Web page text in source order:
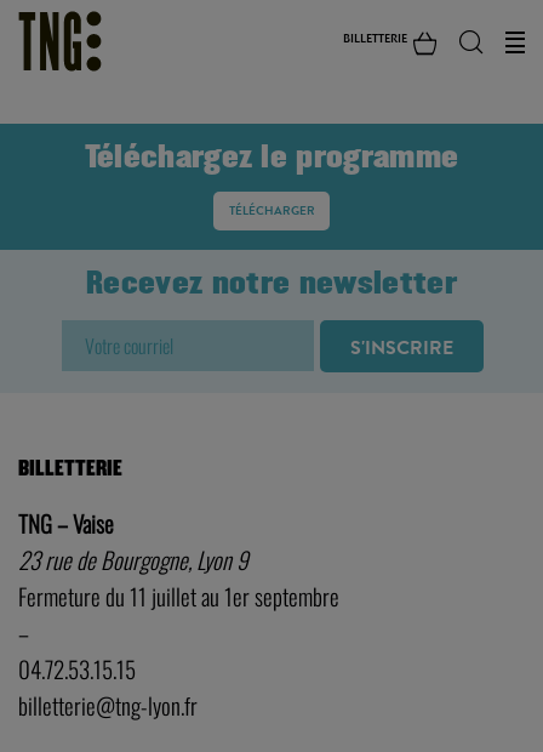
BILLETTERIE
Téléchargez le programme
TÉLÉCHARGER
Recevez notre newsletter
BILLETTERIE
TNG – Vaise
23 rue de Bourgogne, Lyon 9
Fermeture du 11 juillet au 1er septembre
–
04.72.53.15.15
billetterie@tng-lyon.fr